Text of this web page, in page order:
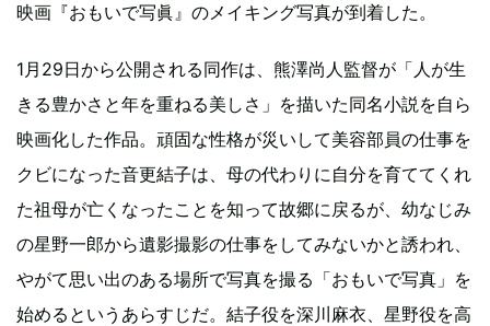
映画『おもいで写眞』のメイキング写真が到着した。
1月29日から公開される同作は、熊澤尚人監督が「人が生
きる豊かさと年を重ねる美しさ」を描いた同名小説を自ら
映画化した作品。頑固な性格が災いして美容部員の仕事を
クビになった音更結子は、母の代わりに自分を育ててくれ
た祖母が亡くなったことを知って故郷に戻るが、幼なじみ
の星野一郎から遺影撮影の仕事をしてみないかと誘われ、
やがて思い出のある場所で写真を撮る「おもいで写真」を
始めるというあらすじだ。結子役を深川麻衣、星野役を高